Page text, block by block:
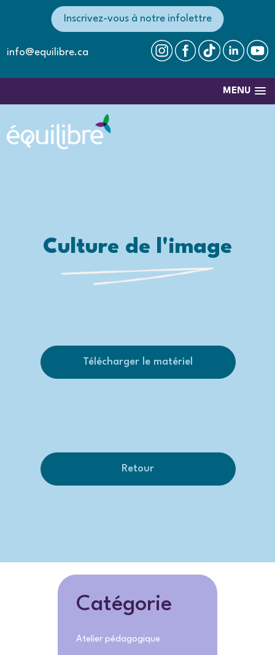
info@equilibre.ca
Inscrivez-vous à notre infolettre
MENU
Culture de l'image
Télécharger le matériel
Retour
Catégorie
Atelier pédagogique